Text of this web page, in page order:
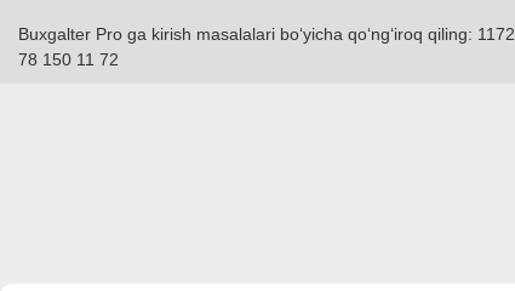
Buxgalter Pro ga kirish masalalari boʻyicha qoʻngʻiroq qiling: 1172,
78 150 11 72